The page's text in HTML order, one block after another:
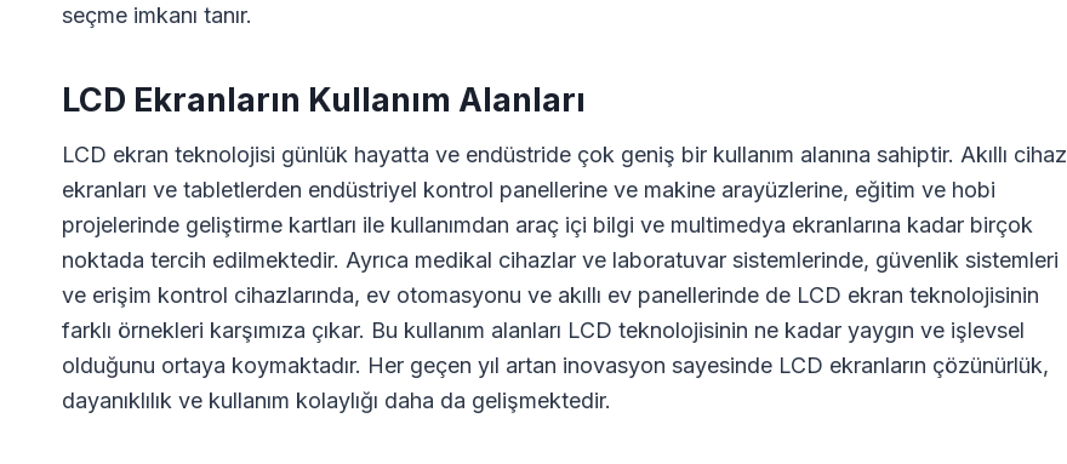
seçme imkanı tanır.
LCD Ekranların Kullanım Alanları
LCD ekran teknolojisi günlük hayatta ve endüstride çok geniş bir kullanım alanına sahiptir. Akıllı cihaz
ekranları ve tabletlerden endüstriyel kontrol panellerine ve makine arayüzlerine, eğitim ve hobi
projelerinde geliştirme kartları ile kullanımdan araç içi bilgi ve multimedya ekranlarına kadar birçok
noktada tercih edilmektedir. Ayrıca medikal cihazlar ve laboratuvar sistemlerinde, güvenlik sistemleri
ve erişim kontrol cihazlarında, ev otomasyonu ve akıllı ev panellerinde de LCD ekran teknolojisinin
farklı örnekleri karşımıza çıkar. Bu kullanım alanları LCD teknolojisinin ne kadar yaygın ve işlevsel
olduğunu ortaya koymaktadır. Her geçen yıl artan inovasyon sayesinde LCD ekranların çözünürlük,
dayanıklılık ve kullanım kolaylığı daha da gelişmektedir.